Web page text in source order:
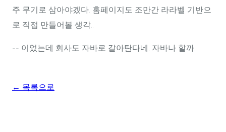
주 무기로 삼아야겠다. 홈페이지도 조만간 라라벨 기반으
로 직접 만들어볼 생각..
-- 이었는데 회사도 자바로 갈아탄다네. 자바나 할까.
← 목록으로